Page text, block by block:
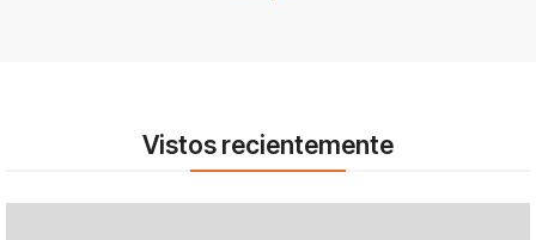
Vistos recientemente